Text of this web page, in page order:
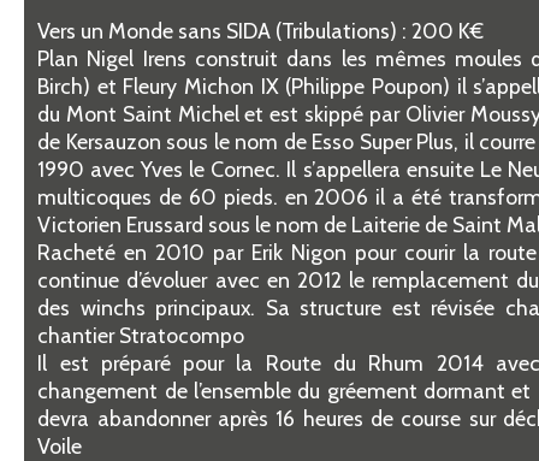
Vers un Monde sans SIDA (Tribulations) : 200 K€
Plan Nigel Irens construit dans les mêmes moules
Birch) et Fleury Michon IX (Philippe Poupon) il
du Mont Saint Michel et est skippé par Olivier
de Kersauzon sous le nom de Esso Super Plus, il
1990 avec Yves le Cornec. Il s’appellera ensuite Le
multicoques de 60 pieds. en 2006 il a été
Victorien Erussard sous le nom de Laiterie de Saint
Racheté en 2010 par Erik Nigon pour courir la
continue d’évoluer avec en 2012 le remplacement
des winchs principaux. Sa structure est révisée
chantier Stratocompo
Il est préparé pour la Route du Rhum 2014
changement de l’ensemble du gréement dormant et
devra abandonner après 16 heures de course sur
Voile